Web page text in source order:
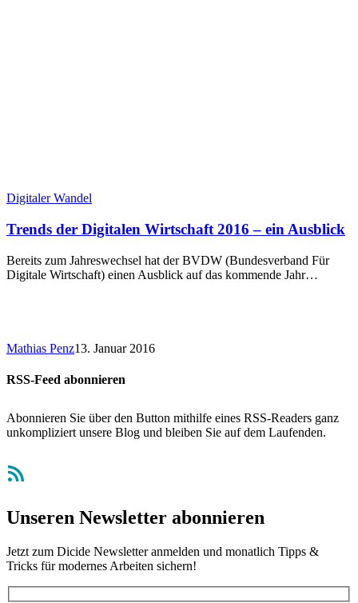
Digitaler Wandel
Trends der Digitalen Wirtschaft 2016 – ein Ausblick
Bereits zum Jahreswechsel hat der BVDW (Bundesverband Für
Digitale Wirtschaft) einen Ausblick auf das kommende Jahr…
Mathias Penz13. Januar 2016
RSS-Feed abonnieren
Abonnieren Sie über den Button mithilfe eines RSS-Readers ganz
unkompliziert unsere Blog und bleiben Sie auf dem Laufenden.
RSS-Feed
Unseren Newsletter abonnieren
Jetzt zum Dicide Newsletter anmelden und monatlich Tipps &
Tricks für modernes Arbeiten sichern!